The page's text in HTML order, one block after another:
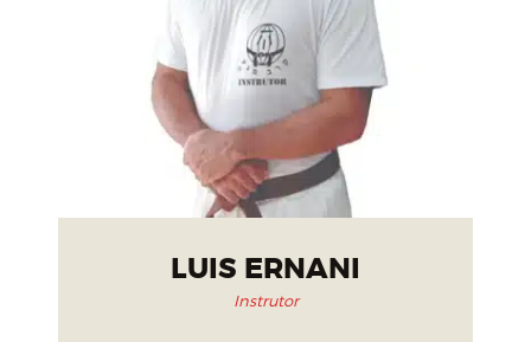
LUIS ERNANI
Instrutor